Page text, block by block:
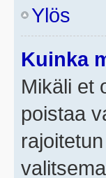
Ylös
Kuinka
Mikäli et
poistaa